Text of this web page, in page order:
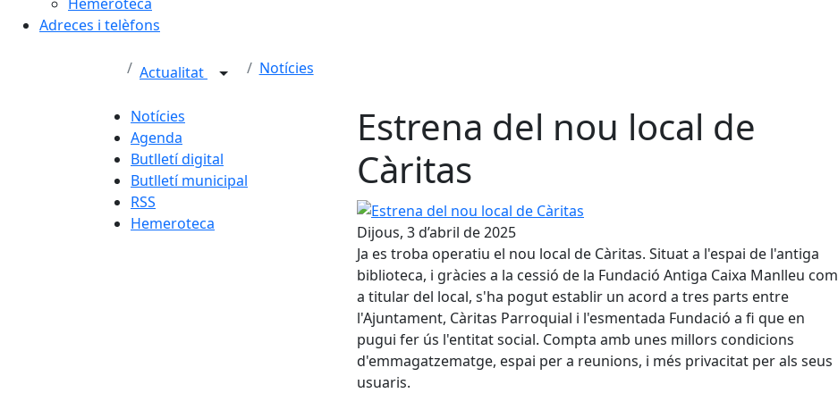
Adreces i telèfons
Actualitat Notícies
Notícies
Agenda
Butlletí digital
Butlletí municipal
RSS
Hemeroteca
Estrena del nou local de
Càritas
Estrena del nou local de Càritas
Dijous, 3 d’abril de 2025
Ja es troba operatiu el nou local de Càritas. Situat a l'espai de l'antiga
biblioteca, i gràcies a la cessió de la Fundació Antiga Caixa Manlleu com
a titular del local, s'ha pogut establir un acord a tres parts entre
l'Ajuntament, Càritas Parroquial i l'esmentada Fundació a fi que en
pugui fer ús l'entitat social. Compta amb unes millors condicions
d'emmagatzematge, espai per a reunions, i més privacitat per als seus
usuaris.